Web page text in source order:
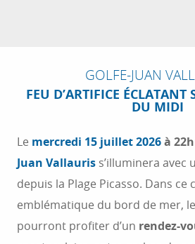
GOLFE-JUAN
FEU D’ARTIFICE ÉCLATANT
DU MIDI
Le mercredi 15 juillet 2026à
Juan Vallauris s’illuminera avec
depuis la Plage Picasso. Dans ce
emblématique du bord de mer,
pourront profiter d’un rendez-